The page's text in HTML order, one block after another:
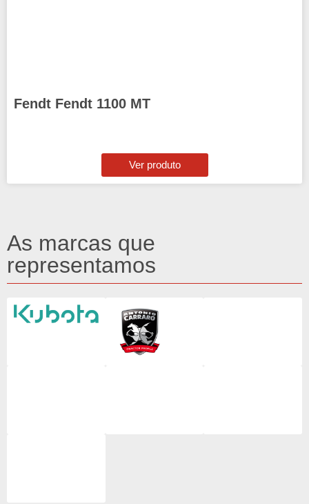
Fendt Fendt 1100 MT
Ver produto
As marcas que
representamos